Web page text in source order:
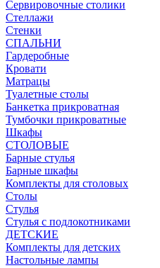
Сервировочные столики
Стеллажи
Стенки
СПАЛЬНИ
Гардеробные
Кровати
Матрацы
Туалетные столы
Банкетка прикроватная
Тумбочки прикроватные
Шкафы
СТОЛОВЫЕ
Барные стулья
Барные шкафы
Комплекты для столовых
Столы
Стулья
Стулья с подлокотниками
ДЕТСКИЕ
Комплекты для детских
Настольные лампы